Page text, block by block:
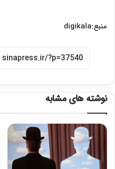
منبع:digikala
نوشته های مشابه